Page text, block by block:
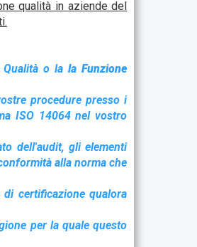
qualità in aziende del
Qualità o lala Funzione
procedure presso i
ISO 14064 nel vostro
dell'audit, gli elementi
alla norma che
certificazione qualora
per la quale questo